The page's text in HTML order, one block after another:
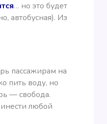
… но это будет
автобусная). Из
пассажирам на
пить воду, но
— свобода.
любой